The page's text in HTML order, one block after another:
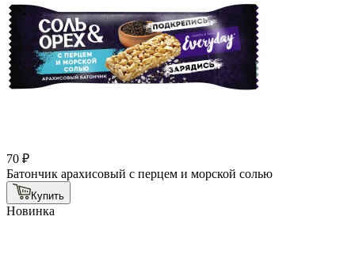
70 ₽
Батончик арахисовый с перцем и морской солью
Купить
Новинка